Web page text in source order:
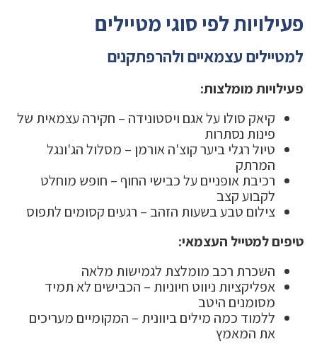
פעילויות לפי סוגי מטיילים
למטיילים עצמאיים ולהרפתקנים
פעילויות מומלצות:
קיאק סולו על אגם ויסטונידה – חקירה עצמאית של
פינות נסתרות
טיול רגלי ביער קוצ'ה אורמן – מסלול הג'ונגל
המרתק
רכיבת אופניים על כבישי החוף – חופש מוחלט
לקבוע קצב
צילום טבע בשעות הזהב – רגעים קסומים לתפוס
טיפים למטייל העצמאי:
השכרת רכב מומלצת לגמישות מלאה
אפליקציות ניווט חיוניות – הכבישים לא תמיד
מסומנים היטב
ללמוד כמה מילים ביוונית – המקומיים מעריכים
את המאמץ